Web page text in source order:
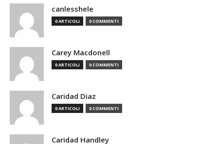
canlesshele
0 ARTICOLI 0 COMMENTI
Carey Macdonell
0 ARTICOLI 0 COMMENTI
Caridad Diaz
0 ARTICOLI 0 COMMENTI
Caridad Handley